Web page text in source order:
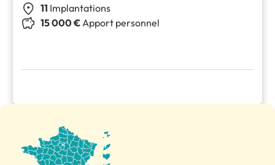
11 Implantations
15 000 €Apport personnel